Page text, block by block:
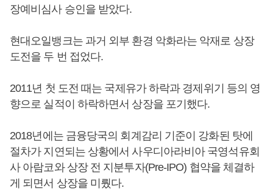
장예비심사 승인을 받았다.
현대오일뱅크는 과거 외부 환경 악화라는 악재로 상장
도전을 두 번 접었다.
2011년 첫 도전 때는 국제유가 하락과 경제위기 등의 영
향으로 실적이 하락하면서 상장을 포기했다.
2018년에는 금융당국의 회계감리 기준이 강화된 탓에
절차가 지연되는 상황에서 사우디아라비아 국영석유회
사 아람코와 상장 전 지분투자(Pre-IPO) 협약을 체결하
게 되면서 상장을 미뤘다.